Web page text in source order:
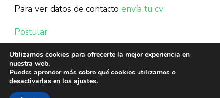
Para ver datos de contacto envía tu cv
Postular
Utilizamos cookies para ofrecerte la mejor experiencia en
nuestra web.
Puedes aprender más sobre qué cookies utilizamos o
desactivarlas en los ajustes.